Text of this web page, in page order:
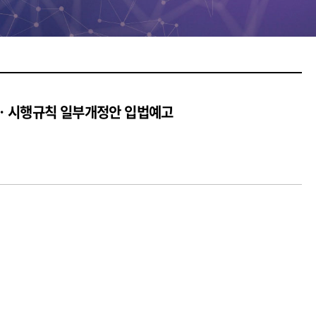
시행규칙 일부개정안 입법예고